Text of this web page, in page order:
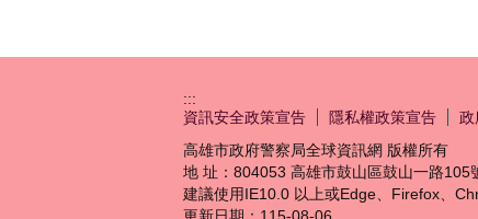
:::
資訊安全政策宣告
隱私權政策宣告
政
高雄市政府警察局全球資訊網 版權所有
地 址：804053 高雄市鼓山區鼓山一路
建議使用IE10.0 以上或Edge、Firefox、